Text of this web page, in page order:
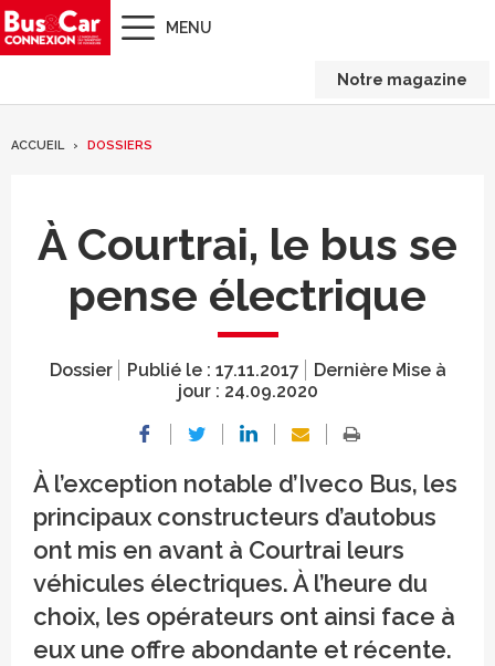
MENU
Notre magazine
ACCUEIL DOSSIERS
À Courtrai, le bus se
pense électrique
Dossier Publié le : 17.11.2017
Dernière Mise à
jour : 24.09.2020
À l’exception notable d’Iveco Bus, les
principaux constructeurs d’autobus
ont mis en avant à Courtrai leurs
véhicules électriques. À l’heure du
choix, les opérateurs ont ainsi face à
eux une offre abondante et récente.